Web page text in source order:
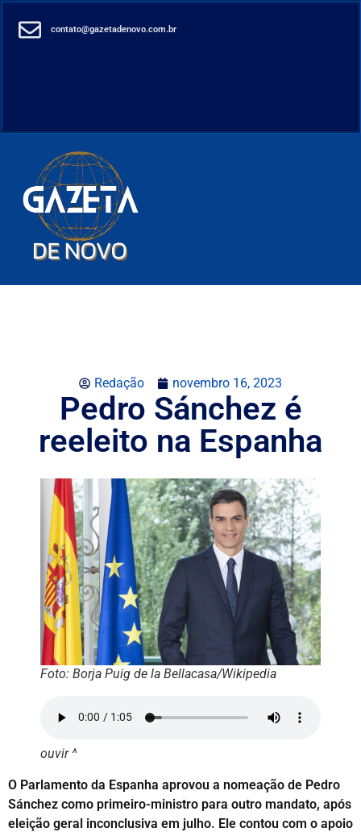
contato@gazetadenovo.com.br
Redação novembro 16, 2023
Pedro Sánchez é
reeleito na Espanha
Foto: Borja Puig de la Bellacasa/Wikipedia
ouvir ^
O Parlamento da Espanha aprovou a nomeação de Pedro
Sánchez como primeiro-ministro para outro mandato, após
eleição geral inconclusiva em julho. Ele contou com o apoio